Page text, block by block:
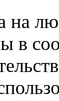
на
в